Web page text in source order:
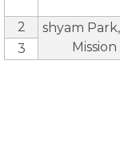
2
shyam
3